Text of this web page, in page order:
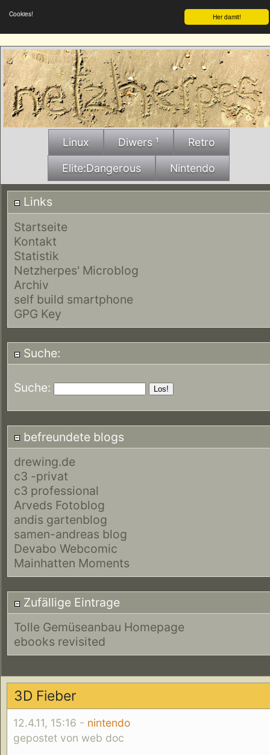
Her damit!
Cookies!
Linux Diwers ¹ Retro
Elite:Dangerous Nintendo
Links
Startseite
Kontakt
Statistik
Netzherpes' Microblog
Archiv
self build smartphone
GPG Key
Suche:
Suche:
befreundete blogs
drewing.de
c3 -privat
c3 professional
Arveds Fotoblog
andis gartenblog
samen-andreas blog
Devabo Webcomic
Mainhatten Moments
Zufällige Eintrage
Tolle Gemüseanbau Homepage
ebooks revisited
3D Fieber
12.4.11, 15:16 - nintendo
gepostet von web doc